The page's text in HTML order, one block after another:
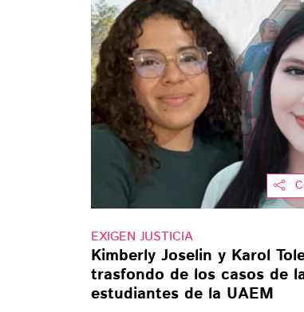
EXIGEN JUSTICIA
Kimberly Joselin y Karol
trasfondo de los casos de
estudiantes de la UAEM